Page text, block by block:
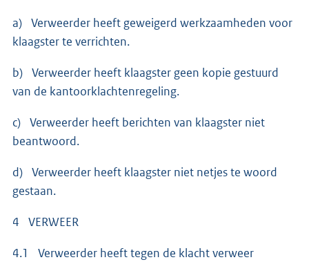
a) Verweerder heeft geweigerd werkzaamheden voor
klaagster te verrichten.
b) Verweerder heeft klaagster geen kopie gestuurd
van de kantoorklachtenregeling.
c) Verweerder heeft berichten van klaagster niet
beantwoord.
d) Verweerder heeft klaagster niet netjes te woord
gestaan.
4 VERWEER
4.1 Verweerder heeft tegen de klacht verweer